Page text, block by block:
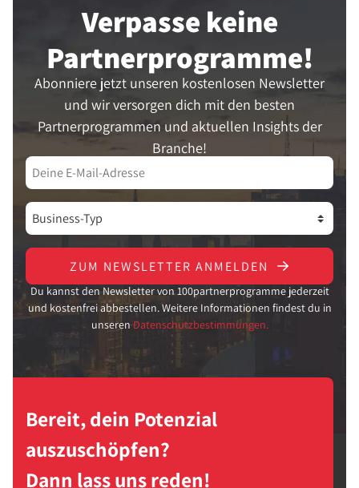
Verpasse keine
Partner­programme!
Abonniere jetzt unseren kostenlosen Newsletter
und wir versorgen dich mit den besten
Partnerprogrammen und aktuellen Insights der
Branche!
ZUM NEWSLETTER ANMELDEN
Du kannst den Newsletter von 100partnerprogramme jederzeit
und kostenfrei abbestellen. Weitere Informationen findest du in
unseren Datenschutzbestimmungen.
Bereit, dein Potenzial
auszuschöpfen?
Dann lass uns reden!